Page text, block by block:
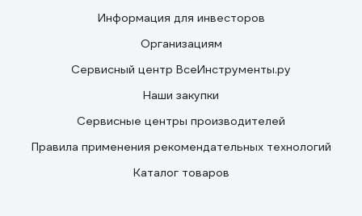
Информация для инвесторов
Организациям
Сервисный центр ВсеИнструменты.ру
Наши закупки
Сервисные центры производителей
Правила применения рекомендательных технологий
Каталог товаров